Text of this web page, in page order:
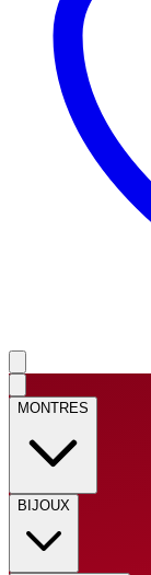
MONTRES
BIJOUX